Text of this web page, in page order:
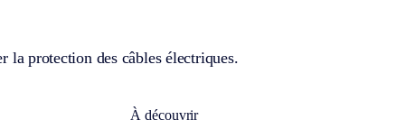
la protection des câbles électriques.
À découvrir